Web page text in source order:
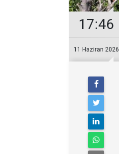
17:46
11 Haziran 2026